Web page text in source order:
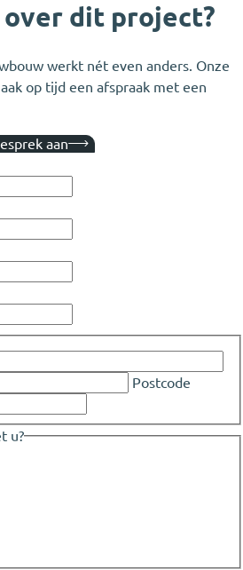
dit project?
werkt nét even anders. Onze
op tijd een afspraak met een
aan
Postcode
u?